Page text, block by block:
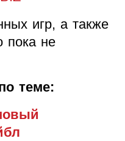
игр, а также
пока не
теме: